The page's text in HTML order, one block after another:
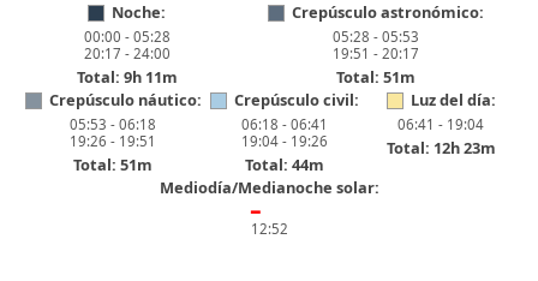
Noche:
00:00 - 05:28
20:17 - 24:00
Total: 9h 11m
Crepúsculo astronómico:
05:28 - 05:53
19:51 - 20:17
Total: 51m
Crepúsculo náutico:
05:53 - 06:18
19:26 - 19:51
Total: 51m
Crepúsculo civil:
06:18 - 06:41
19:04 - 19:26
Total: 44m
Luz del día:
06:41 - 19:04
Total: 12h 23m
Mediodía/Medianoche solar:
━
12:52